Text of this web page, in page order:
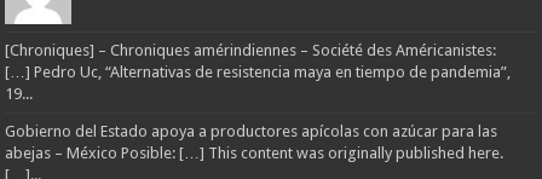
[Chroniques] – Chroniques amérindiennes – Société des Américanistes:
[…] Pedro Uc, “Alternativas de resistencia maya en tiempo de pandemia”,
19...
Gobierno del Estado apoya a productores apícolas con azúcar para las
abejas – México Posible: […] This content was originally published here.
[…]...